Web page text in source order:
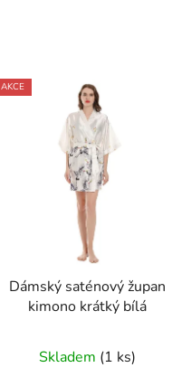
AKCE
Dámský saténový župan
kimono krátký bílá
Skladem (1 ks)